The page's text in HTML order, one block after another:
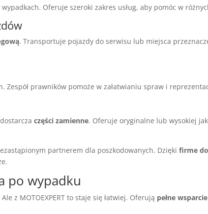
wypadkach. Oferuje szeroki zakres usług, aby pomóc w
. Transportuje pojazdy do serwisu lub miejsca
Zespół prawników pomoże w załatwianiu spraw i
części zamienne. Oferuje oryginalne lub wysokiej
partnerem dla poszkodowanych. Dziękifirme
po wypadku
z MOTOEXPERT to staje się łatwiej. Oferują pełne